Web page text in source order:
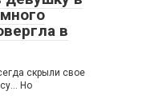
в
скрыли свое
Но